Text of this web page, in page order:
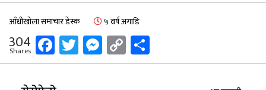
आँधीखोला समाचार डेस्क ५ वर्ष अगाडि
304
Shares Facebook
Twitter
Messenger
Copy
Link